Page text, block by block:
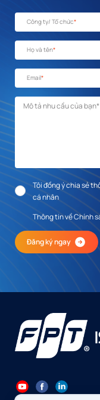
Công ty/ Tổ chức*
Họ và tên*
Email*
Mô tả nhu cầu *
Tôi đồng ý chia sẻ
cá nhân
Thông tin về Chính
Đăng ký ngay